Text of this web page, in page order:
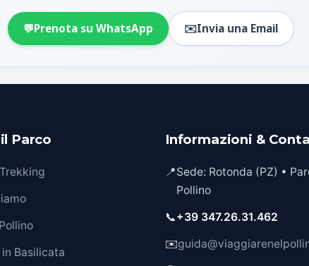
💬Prenota su WhatsApp ✉️Invia una Email
Parco
Basilicata
Informazioni &
📍Sede: Rotonda (PZ) •
Pollino
📞+39 347.26.31.462
✉️